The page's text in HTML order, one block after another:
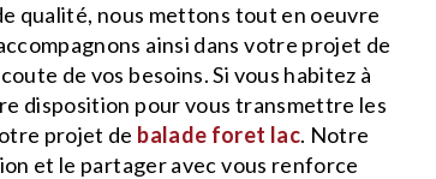
qualité, nous mettons tout en oeuvre
ainsi dans votre projet de
de vos besoins. Si vous habitez à
disposition pour vous transmettre les
projet de balade foret lac. Notre
et le partager avec vous renforce